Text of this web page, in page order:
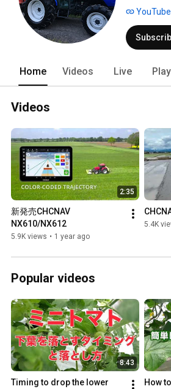
YouTube
Home Videos Live
Videos
2:35
新発売CHCNAV
NX610/NX612
5.9K views • 1 year ago
5.4K
Popular videos
8:43
Timing to drop the lower
How